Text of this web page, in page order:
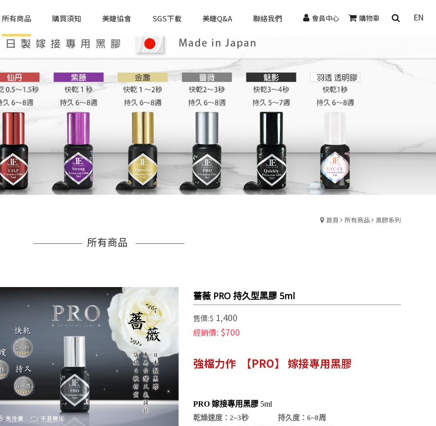
EN
會員中心 購物車
所有商品 購買須知 美睫協會 SGS下載 美睫Q&A 聯絡我們
首頁 所有商品 黑膠系列
所有商品
薔薇 PRO 持久型黑膠 5ml
售價:$ 1,400
經銷價: $700
強檔力作 【PRO】 嫁接專用黑膠
PRO 嫁接專用黑膠 5ml
乾燥速度：2~3秒 持久度：6~8周